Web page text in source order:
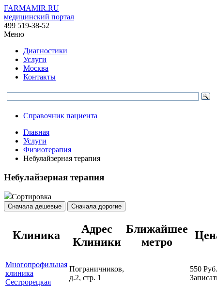
FARMAMIR.RU
медицинский портал
499 519-38-52
Меню
Диагностики
Услуги
Москва
Контакты
Справочник пациента
Главная
Услуги
Физиотерапия
Небулайзерная терапия
Небулайзерная терапия
Сортировка
Сначала дешевые Сначала дорогие
Клиника
Адрес
Клиники
Ближайшее
метро
Многопрофильная
клиника
Сестрорецкая
Пограничников,
д.2, стр. 1
550 Руб.